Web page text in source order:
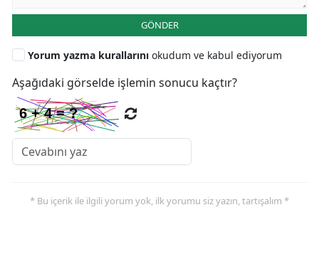
GÖNDER
Yorum yazma kurallarını okudum ve kabul ediyorum
Aşağıdaki görselde işlemin sonucu kaçtır?
* Bu içerik ile ilgili yorum yok, ilk yorumu siz yazın, tartışalım *